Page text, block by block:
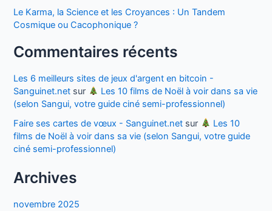
Le Karma, la Science et les Croyances : Un Tandem
Cosmique ou Cacophonique ?
Commentaires récents
Les 6 meilleurs sites de jeux d'argent en bitcoin -
Sanguinet.net sur
Les 10 films de Noël à voir dans sa vie
(selon Sangui, votre guide ciné semi-professionnel)
Faire ses cartes de vœux - Sanguinet.net sur
Les 10
films de Noël à voir dans sa vie (selon Sangui, votre guide
ciné semi-professionnel)
Archives
novembre 2025